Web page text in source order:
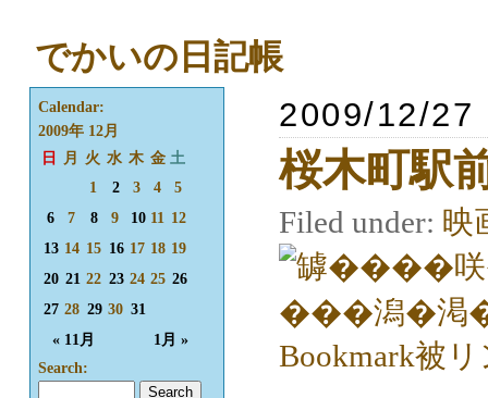
でかいの日記帳
2009/12/27
桜木町駅
Filed under: 映
Calendar:
2009年 12月
日
月 火 水 木 金 土
« 11月 1月 »
1 2 3 4
5
6
7 8 9 10 11
12
13 14 15 16 17 18 19
20 21 22 23 24 25 26
27 28 29 30 31
Search: